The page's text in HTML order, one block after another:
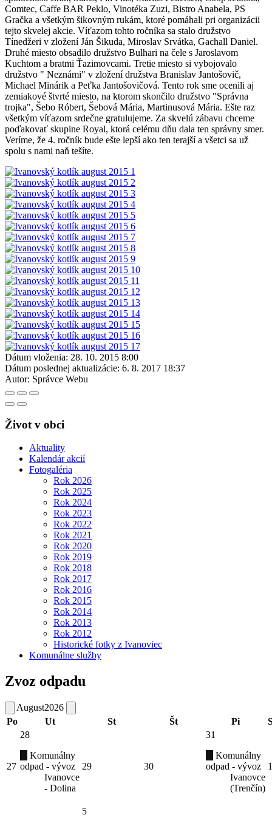
Comtec, Caffe BAR Peklo, Vinotéka Zuzi, Bistro Anabela, PS
Gračka a všetkým šikovným rukám, ktoré pomáhali pri organizácii
tejto skvelej akcie. Víťazom tohto ročníka sa stalo družstvo
Tínedžeri v zložení Ján Šikuda, Miroslav Srvátka, Gachall Daniel.
Druhé miesto obsadilo družstvo Bulhari na čele s Jaroslavom
Kuchtom a bratmi Ťazimovcami. Tretie miesto si vybojovalo
družstvo " Neznámi" v zložení družstva Branislav Jantošovič,
Michael Minárik a Peťka Jantošovičová. Tento rok sme ocenili aj
zemiakové štvrté miesto, na ktorom skončilo družstvo "Správna
trojka", Šebo Róbert, Šebová Mária, Martinusová Mária. Ešte raz
všetkým víťazom srdečne gratulujeme. Za skvelú zábavu chceme
poďakovať skupine Royal, ktorá celému dňu dala ten správny smer.
Veríme, že 4. ročník bude ešte lepší ako ten terajší a všetci sa už
spolu s nami naň tešíte.
Dátum vloženia: 28. 10. 2015 8:00
Dátum poslednej aktualizácie: 6. 8. 2017 18:37
Autor: Správce Webu
Život v obci
Aktuality
Kalendár akcií
Fotogaléria
Rok 2026
Rok 2025
Rok 2024
Rok 2023
Rok 2022
Rok 2021
Rok 2020
Rok 2019
Rok 2018
Rok 2017
Rok 2016
Rok 2015
Rok 2014
Rok 2013
Rok 2012
Historické fotky z Ivanoviec
Komunálne služby
Zvoz odpadu
August2026
Po
Ut St Št Pi
27
28
Komunálny
odpad - vývoz
Ivanovce
- Dolina
29 30
31
Komunálny
odpad - vývoz
Ivanovce
(Trenčín)
1
5